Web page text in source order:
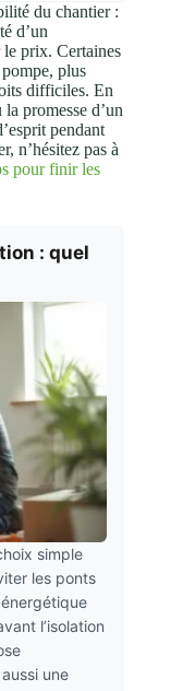
du chantier :
d’un
prix. Certaines
plus
difficiles. En
promesse d’un
pendant
n’hésitez pas à
pour finir les
: quel
simple
les ponts
l’isolation
une